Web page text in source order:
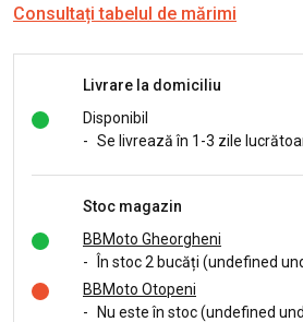
Consultați tabelul de mărimi
Livrare la domiciliu
Disponibil
- Se livrează în 1-3 zile
Stoc magazin
BBMoto Gheorgheni
-
În stoc 2 bucăți (undefined
BBMoto Otopeni
-
Nu este în stoc (undefined